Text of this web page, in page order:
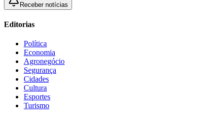
Receber notícias
Editorias
Política
Economia
Agronegócio
Segurança
Cidades
Cultura
Esportes
Turismo